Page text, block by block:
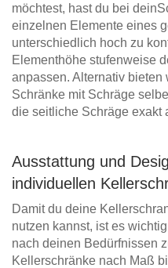
möchtest, hast du bei
einzelnen Elemente eines
unterschiedlich hoch zu
Elementhöhe stufenweise
anpassen. Alternativ
Schränke mit Schräge
die seitliche Schräge exakt
Ausstattung und
individuellen
Damit du deine
nutzen kannst, ist es
nach deinen Bedürfnissen
Kellerschränke nach Maß